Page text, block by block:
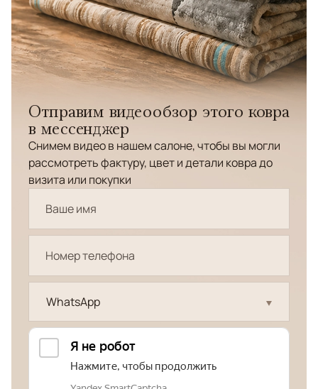
Отправим видеообзор этого ковра
в мессенджер
Снимем видео в нашем салоне, чтобы вы могли
рассмотреть фактуру, цвет и детали ковра до
визита или покупки
WhatsApp